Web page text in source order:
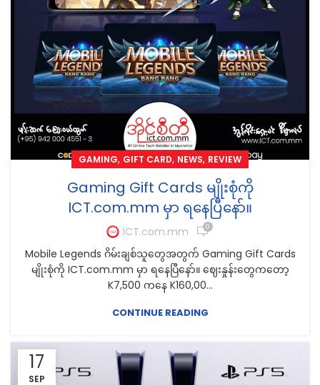
GAMING, GIFT CARD, NEWS, REVIEW
Gaming Gift Cards မျိုးစုံကို
ICT.com.mm မှာ ရနေပြီနော်။
ICT.com.mm 0
Mobile Legends ဂိမ်းချစ်သူတွေအတွက် Gaming Gift Cards
မျိုးစုံကို ICT.com.mm မှာ ရနေပြီနော်။ ဈေးနှုန်းတွေကတော့
K7,500 ကနေ K160,00...
CONTINUE READING
17
SEP